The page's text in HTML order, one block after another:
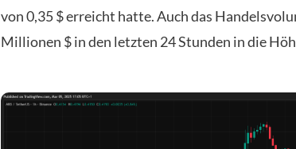
von 0,35 $ erreicht hatte. Auch das
Millionen $ in den letzten 24 Stunden in die